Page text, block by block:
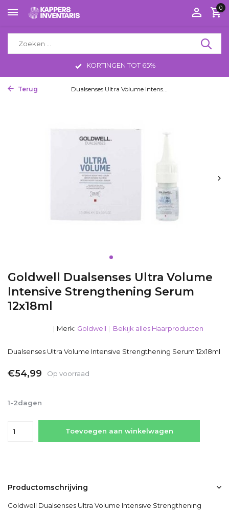
0
KORTINGEN TOT 65%
Terug Dualsenses Ultra Volume Intens...
Goldwell Dualsenses Ultra Volume
Intensive Strengthening Serum
12x18ml
Merk: Goldwell Bekijk alles Haarproducten
Dualsenses Ultra Volume Intensive Strengthening Serum 12x18ml
€54,99 Op voorraad
1-2dagen
Toevoegen aan winkelwagen
Productomschrijving
Goldwell Dualsenses Ultra Volume Intensive Strengthening